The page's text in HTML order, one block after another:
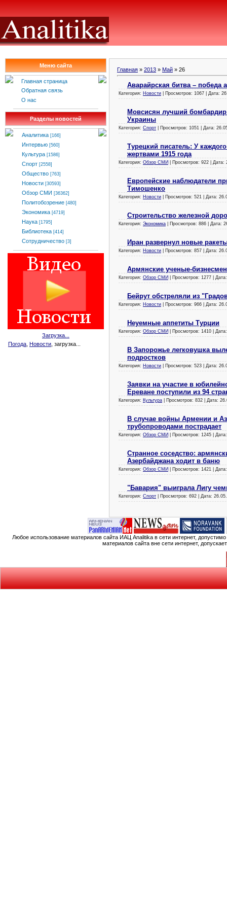
Меню сайта
Главная страница
Обратная связь
О нас
Разделы новостей
Аналитика [166]
Интервью [560]
Культура [1586]
Спорт [2558]
Общество [763]
Новости [30593]
Обзор СМИ [36362]
Политобозрение [480]
Экономика [4719]
Наука [1795]
Библиотека [414]
Сотрудничество [3]
Загрузка...
Погода Новости , загрузка...
Главная » 2013 » Май » 26
Аварайрская битва – победа
Категория: Новости | Просмотров: 1067 | Дата:
Мовсисян лучший
Украины
Категория: Спорт | Просмотров: 1051 | Дата:
Турецкий писатель: У
жертвами 1915 года
Категория: Обзор СМИ | Просмотров: 922 | Дата:
Европейские наблюдатели
Тимошенко
Категория: Новости | Просмотров: 521 | Дата:
Строительство железной
Категория: Экономика | Просмотров: 886 | Дата:
Иран развернул новые
Категория: Новости | Просмотров: 857 | Дата:
Армянские ученые-
Категория: Обзор СМИ | Просмотров: 1277 |
Бейрут обстреляли из
Категория: Новости | Просмотров: 966 | Дата:
Неуемные аппетиты Турции
Категория: Обзор СМИ | Просмотров: 1410 |
В Запорожье легковушка
подростков
Категория: Новости | Просмотров: 523 | Дата:
Заявки на участие в
Ереване поступили из 94
Категория: Культура | Просмотров: 832 | Дата:
В случае войны Армении и
трубопроводами пострадает
Категория: Обзор СМИ | Просмотров: 1245 |
Странное соседство:
Азербайджана ходит в баню
Категория: Обзор СМИ | Просмотров: 1421 |
"Бавария" выиграла Лигу
Категория: Спорт | Просмотров: 692 | Дата:
Любое использование материалов сайта ИАЦ Analitika в сети интернет,
материалов сайта вне сети интернет,